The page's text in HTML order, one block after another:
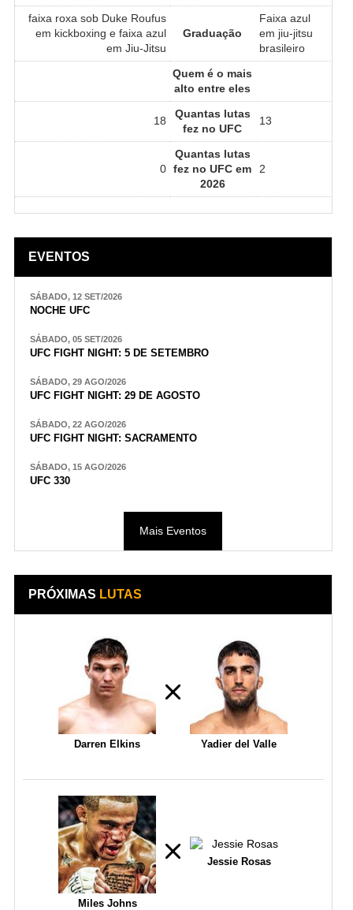
faixa roxa sob Duke Roufus
em kickboxing e faixa azul
em Jiu-Jitsu
Graduação
Faixa azul
em jiu-jitsu
brasileiro
Quem é o mais
alto entre eles
18
Quantas lutas
fez no UFC
13
0
Quantas lutas
fez no UFC em
2026
2
EVENTOS
SÁBADO, 12 SET/2026
NOCHE UFC
SÁBADO, 05 SET/2026
UFC FIGHT NIGHT: 5 DE SETEMBRO
SÁBADO, 29 AGO/2026
UFC FIGHT NIGHT: 29 DE AGOSTO
SÁBADO, 22 AGO/2026
UFC FIGHT NIGHT: SACRAMENTO
SÁBADO, 15 AGO/2026
UFC 330
Mais Eventos
PRÓXIMAS LUTAS
Darren Elkins Yadier del Valle
Miles Johns
Jessie Rosas